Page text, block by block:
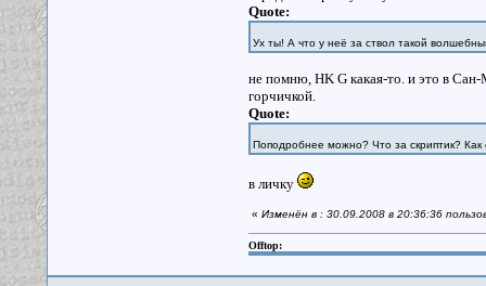
Quote:
Ух ты! А что у неё за ствол такой
не помню, HK G какая-то. и это в
горчичкой.
Quote:
Поподробнее можно? Что за скриптик?
в личку
« Изменён в : 30.09.2008 в 20:36:36
Offtop: